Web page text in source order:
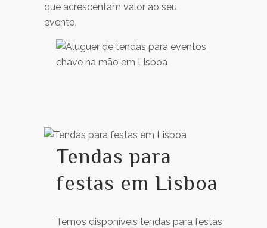
que acrescentam valor ao seu
evento.
Tendas para
festas em Lisboa
Temos disponíveis tendas para festas